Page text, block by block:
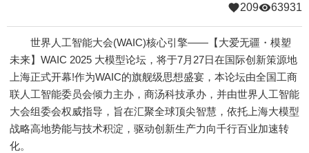
209 63931
世界人工智能大会(WAIC)核心引擎——【大爱无疆・模塑
未来】WAIC 2025 大模型论坛，将于7月27日在国际创新策源地
上海正式开幕!作为WAIC的旗舰级思想盛宴，本论坛由全国工商
联人工智能委员会倾力主办，商汤科技承办，并由世界人工智能
大会组委会权威指导，旨在汇聚全球顶尖智慧，依托上海大模型
战略高地势能与技术积淀，驱动创新生产力向千行百业加速转
化。